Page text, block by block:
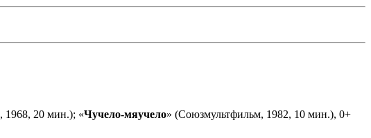
1968, 20 мин.); «Чучело-мяучело» (Союзмультфильм, 1982, 10 мин.), 0+